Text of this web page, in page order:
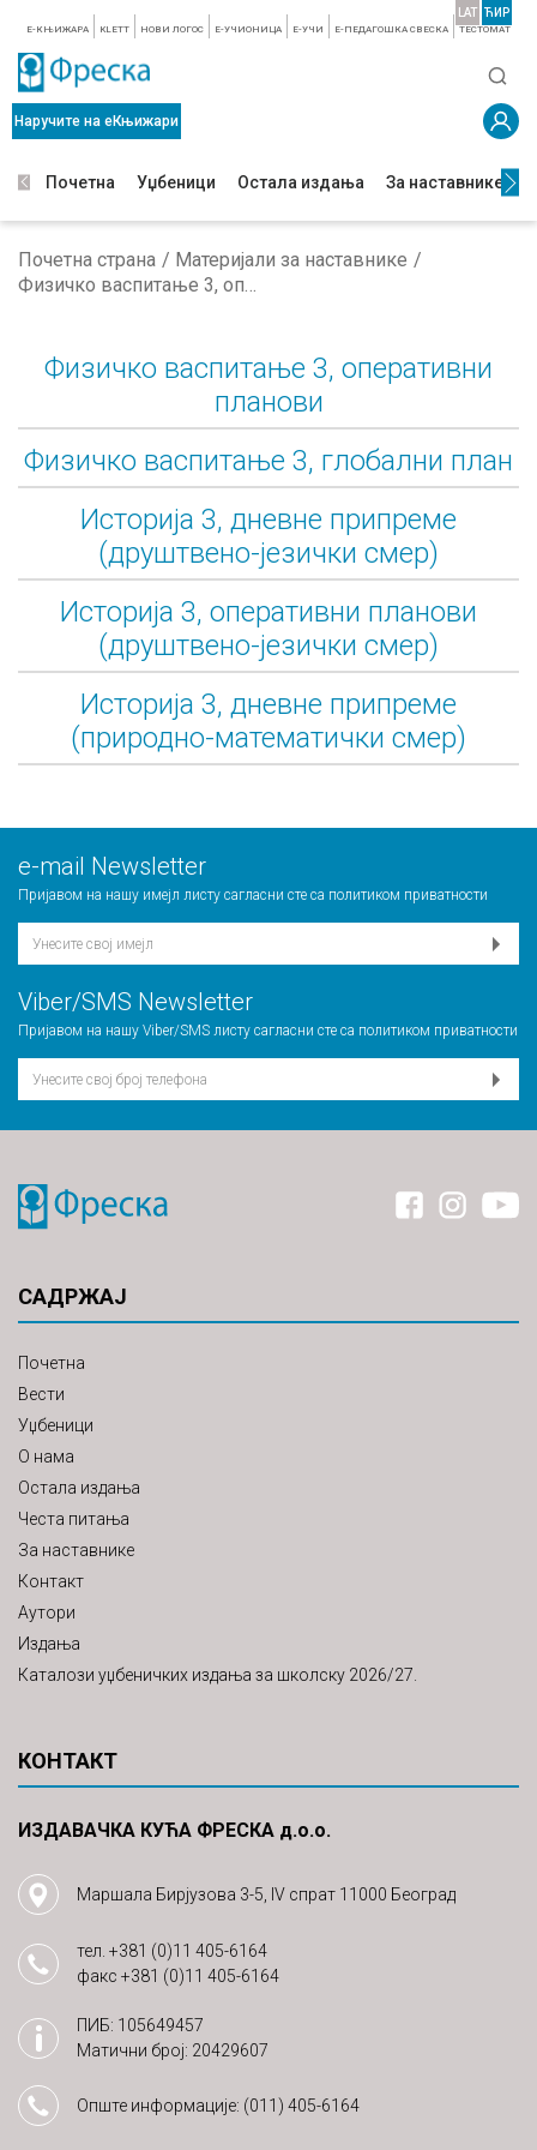
E-КЊИЖАРА KLETT НОВИ ЛОГОС E-УЧИОНИЦА E-УЧИ Е-ПЕДАГОШКА СВЕСКА TЕСТОМАТ
LAT ЋИР
Наручите на еКњижари
Почетна Уџбеници Остала издања За наставнике
Почетна страна
Материјали за наставнике
Физичко васпитање 3, оперативни планови
Физичко васпитање 3, оперативни
планови
Физичко васпитање 3, глобални план
Историја 3, дневне припреме
(друштвено-језички смер)
Историја 3, оперативни планови
(друштвено-језички смер)
Историја 3, дневне припреме
(природно-математички смер)
е-mail Newsletter
Пријавом на нашу имејл листу сагласни сте са политиком приватности
Viber/SMS Newsletter
Пријавом на нашу Viber/SMS листу сагласни сте са политиком приватности
САДРЖАЈ
Почетна
Вести
Уџбеници
О нама
Остала издања
Честа питања
За наставнике
Контакт
Аутори
Издања
Каталози уџбеничких издања за школску 2026/27.
КОНТАКТ
ИЗДАВАЧКА КУЋА ФРЕСКА д.о.о.
Маршала Бирјузова 3-5, IV спрат 11000 Београд
тел. +381 (0)11 405-6164
факс +381 (0)11 405-6164
ПИБ: 105649457
Матични број: 20429607
Опште информације: (011) 405-6164